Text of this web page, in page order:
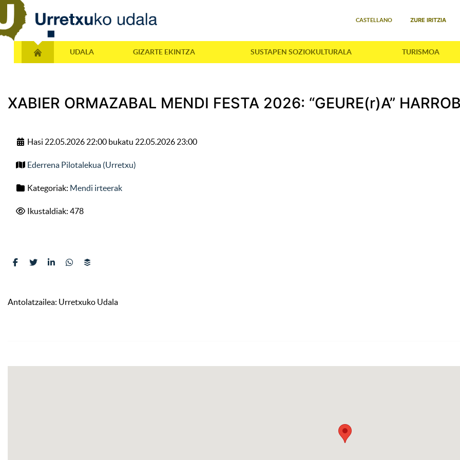
CASTELLANO ZURE IRITZIA
UDALA GIZARTE EKINTZA SUSTAPEN SOZIOKULTURALA TURISMOA
XABIER ORMAZABAL MENDI FESTA 2026: “GEURE(r)A”
Hasi 22.05.2026 22:00 bukatu 22.05.2026 23:00
Ederrena Pilotalekua (Urretxu)
Kategoriak: Mendi irteerak
Ikustaldiak: 478
Antolatzailea: Urretxuko Udala